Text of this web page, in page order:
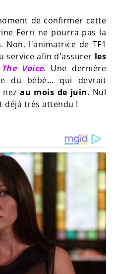
de confirmer cette
Ferri ne pourra pas la
Non, l'animatrice de TF1
service afin d'assurer les
The Voice. Une dernière
du bébé... qui devrait
au mois de juin. Nul
déjà très attendu !